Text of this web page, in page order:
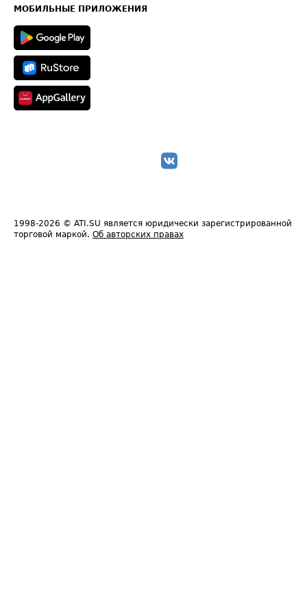
Техническая информация
МОБИЛЬНЫЕ ПРИЛОЖЕНИЯ
1998-2026 © ATI.SU является юридически зарегистрированной
торговой маркой. Об авторских правах